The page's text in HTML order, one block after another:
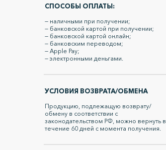
СПОСОБЫ ОПЛАТЫ:
— наличными при получении;
— банковской картой при получении;
— банковской картой онлайн;
— банковским переводом;
— Apple Pay;
— электронными деньгами.
УСЛОВИЯ ВОЗВРАТА/ОБМЕНА
Продукцию, подлежащую возврату/
обмену в соответствии с
законодательством РФ, можно вернуть в
течение 60 дней с момента получения.